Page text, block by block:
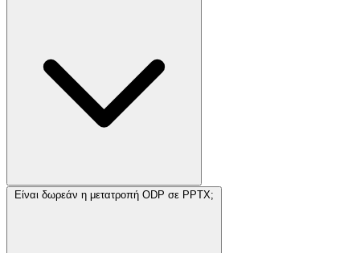
Είναι δωρεάν η μετατροπή ODP σε PPTX;